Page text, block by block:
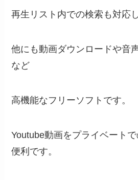
再生リスト内での検索も対応
他にも動画ダウンロードや音
など
高機能なフリーソフトです。
Youtube動画をプライベート
便利です。